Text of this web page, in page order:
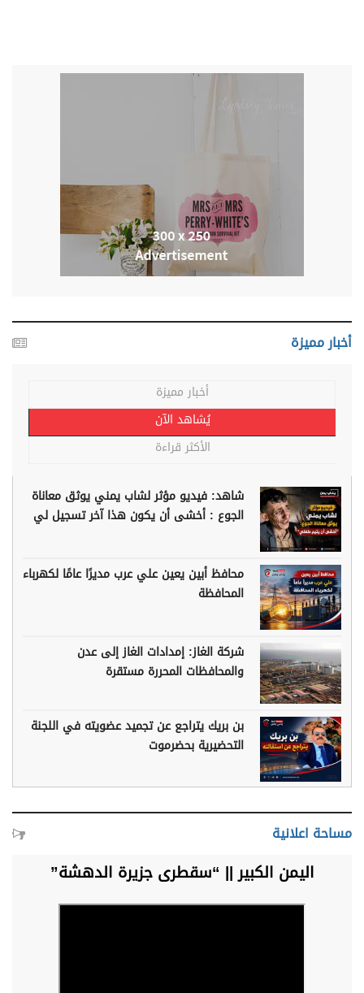
أخبار مميزة
أخبار مميزة
يُشاهد الآن
الأكثر قراءة
شاهد: فيديو مؤثر لشاب يمني يوثق معاناة
الجوع : أخشى أن يكون هذا آخر تسجيل لي
محافظ أبين يعين علي عرب مديرًا عامًا لكهرباء
المحافظة
شركة الغاز: إمدادات الغاز إلى عدن
والمحافظات المحررة مستقرة
بن بريك يتراجع عن تجميد عضويته في اللجنة
التحضيرية بحضرموت
مساحة اعلانية
اليمن الكبير || “سقطرى جزيرة الدهشة”